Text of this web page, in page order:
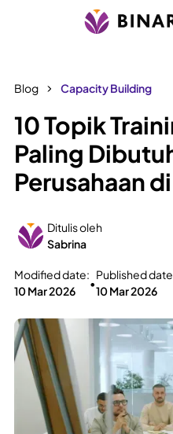
Blog Capacity Building
10 Topik
Paling
Perusahaan
Ditulis oleh
Sabrina
Modified date:
10 Mar 2026
•
Published
10 Mar 2026